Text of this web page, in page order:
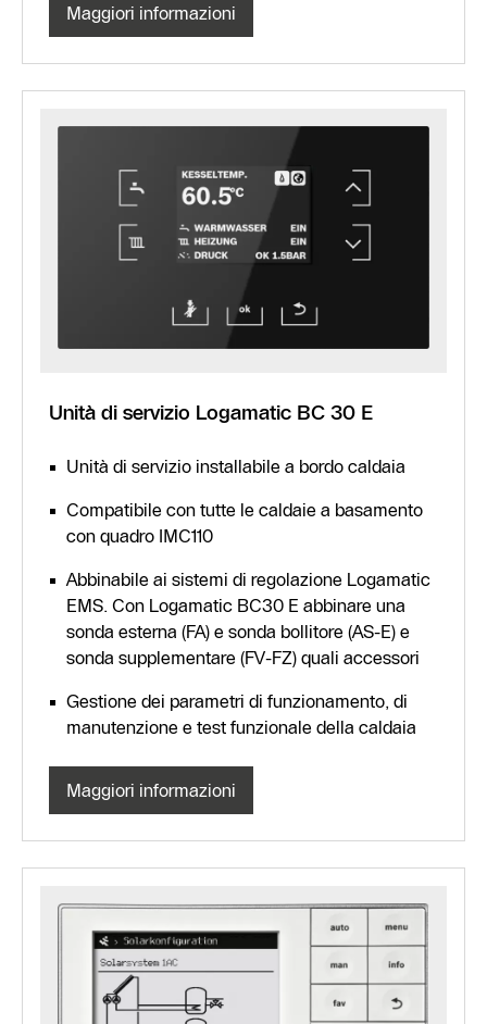
Maggiori informazioni
Unità di servizio Logamatic BC 30 E
Unità di servizio installabile a bordo caldaia
Compatibile con tutte le caldaie a basamento
con quadro IMC110
Abbinabile ai sistemi di regolazione Logamatic
EMS. Con Logamatic BC30 E abbinare una
sonda esterna (FA) e sonda bollitore (AS-E) e
sonda supplementare (FV-FZ) quali accessori
Gestione dei parametri di funzionamento, di
manutenzione e test funzionale della caldaia
Maggiori informazioni